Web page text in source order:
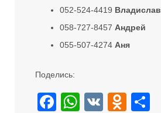
052-524-4419 Владислав
058-727-8457 Андрей
055-507-4274 Аня
Поделись:
F
W
V
O